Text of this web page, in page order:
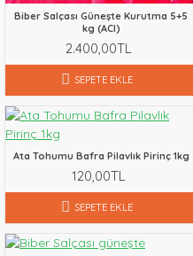
Biber Salçası Güneşte Kurutma 5+5
kg (ACI)
2.400,00TL
SEPETE EKLE
Ata Tohumu Bafra Pilavlık Pirinç 1kg
120,00TL
SEPETE EKLE